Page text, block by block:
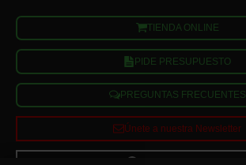
TIENDA ONLINE
PIDE PRESUPUESTO
PREGUNTAS FRECUENTES
Únete a nuestra Newsletter